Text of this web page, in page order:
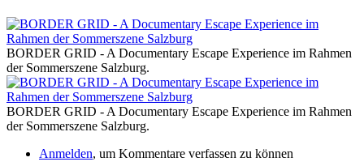
BORDER GRID - A Documentary Escape Experience im Rahmen
der Sommerszene Salzburg.
BORDER GRID - A Documentary Escape Experience im Rahmen
der Sommerszene Salzburg.
Anmelden, um Kommentare verfassen zu können